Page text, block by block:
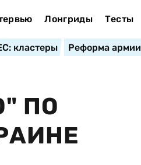
Лонгриды Тесты
кластеры Реформа армии
ПО